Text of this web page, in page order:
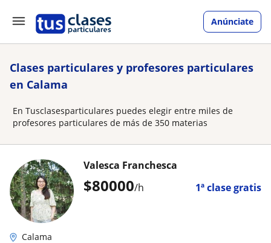
Anúnciate
Clases particulares y profesores particulares
en Calama
En Tusclasesparticulares puedes elegir entre miles de
profesores particulares de más de 350 materias
$80000/h 1ª clase gratis
Valesca Franchesca
Calama